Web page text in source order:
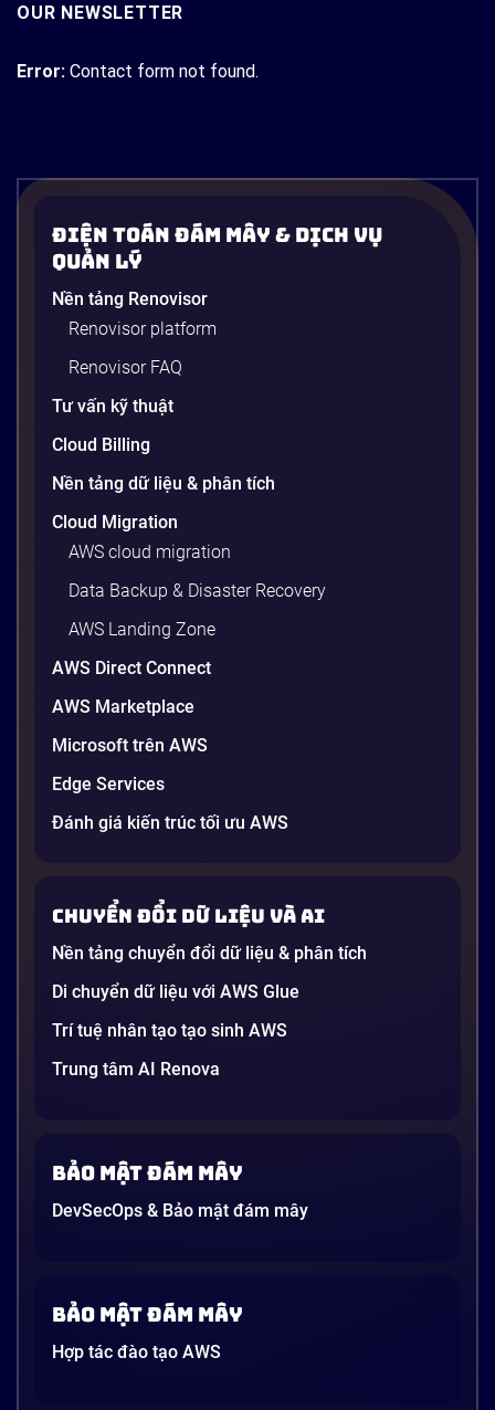
OUR NEWSLETTER
Error: Contact form not found.
Điện Toán Đám Mây & Dịch Vụ
Quản Lý
Nền tảng Renovisor
Renovisor platform
Renovisor FAQ
Tư vấn kỹ thuật
Cloud Billing
Nền tảng dữ liệu & phân tích
Cloud Migration
AWS cloud migration
Data Backup & Disaster Recovery
AWS Landing Zone
AWS Direct Connect
AWS Marketplace
Microsoft trên AWS
Edge Services
Đánh giá kiến trúc tối ưu AWS
Chuyển đổi dữ liệu và AI
Nền tảng chuyển đổi dữ liệu & phân tích
Di chuyển dữ liệu với AWS Glue
Trí tuệ nhân tạo tạo sinh AWS
Trung tâm AI Renova
Bảo mật đám mây
DevSecOps & Bảo mật đám mây
Bảo mật đám mây
Hợp tác đào tạo AWS